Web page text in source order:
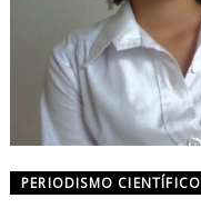
PERIODISMO CIENTÍFICO